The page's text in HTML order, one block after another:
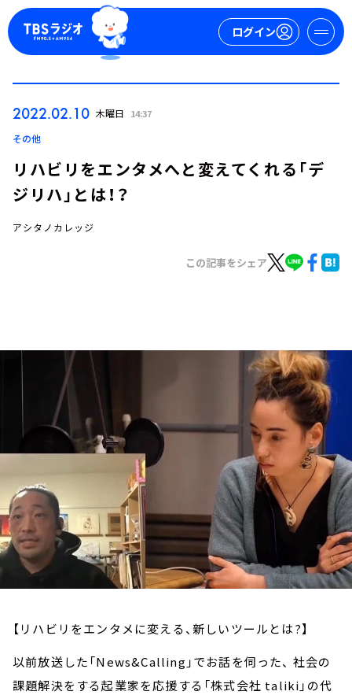
ログイン
お知らせ
イベント・グッズ
YouTube
会社情報
2022.02.10 木曜日 14:37
その他
リハビリをエンタメへと変えてくれる「デ
ジリハ」とは！？
アシタノカレッジ
この記事をシェア
【リハビリをエンタメに変える、新しいツールとは?】
以前放送した「News&Calling」でお話を伺った、 社会の
課題解決をする起業家を応援する「株式会社 taliki」の代